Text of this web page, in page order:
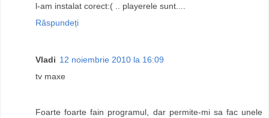
l-am instalat corect:( .. playerele sunt....
Răspundeți
Vladi 12 noiembrie 2010 la 16:09
tv maxe
Foarte foarte fain programul, dar permite-mi sa fac unele